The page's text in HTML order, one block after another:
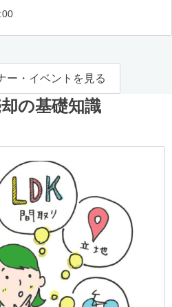
ー・イベントを見る
の基礎知識